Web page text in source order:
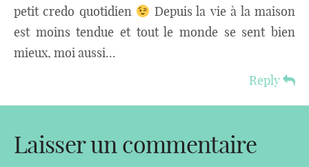
petit credo quotidien
Depuis la vie à la maison
est moins tendue et tout le monde se sent bien
mieux, moi aussi…
Reply
Laisser un commentaire